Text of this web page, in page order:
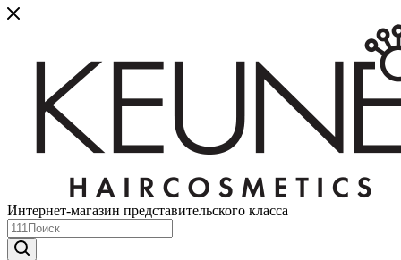
Интернет-магазин представительского класса